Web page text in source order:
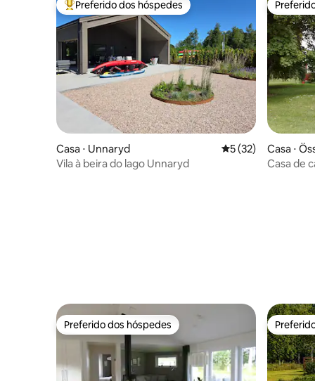
Entre os melhores preferidos dos hóspedes
Preferido dos hóspedes
Casa ⋅ Unnaryd 5 de uma
5 (32)
Vila à beira do lago Unnaryd
Casa ⋅
Casa de
Preferido dos hóspedes
Preferido dos hóspedes